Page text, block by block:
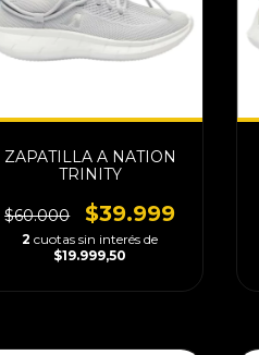
ZAPATILLA A NATION
TRINITY
$60.000 $39.999
2 cuotas sin interés de
$19.999,50